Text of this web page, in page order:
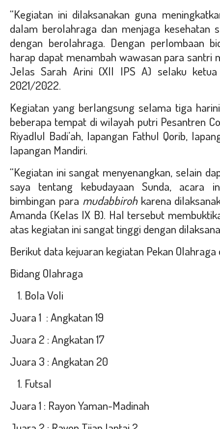
“Kegiatan ini dilaksanakan guna
dalam berolahraga dan menjaga kesehatan
dengan berolahraga. Dengan perlombaan
harap dapat menambah wawasan para santri
Jelas Sarah Arini (XII IPS A) selaku ketua
2021/2022.
Kegiatan yang berlangsung selama tiga
beberapa tempat di wilayah putri Pesantren
Riyadlul Badi’ah, lapangan Fathul Qorib,
lapangan Mandiri.
“Kegiatan ini sangat menyenangkan, selain
saya tentang kebudayaan Sunda, acara
bimbingan para mudabbirohkarena
Amanda (Kelas IX B). Hal tersebut
atas kegiatan ini sangat tinggi dengan
Berikut data kejuaran kegiatan Pekan Olahraga
Bidang Olahraga
Bola Voli
Juara 1 : Angkatan 19
Juara 2 : Angkatan 17
Juara 3 : Angkatan 20
Futsal
Juara 1 : Rayon Yaman-Madinah